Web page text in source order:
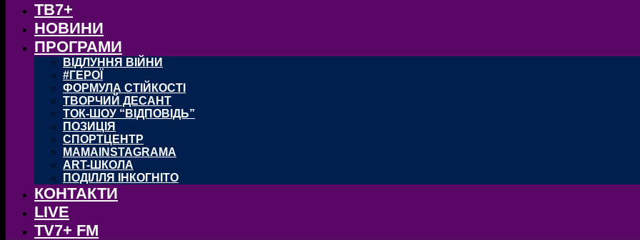
ТВ7+
НОВИНИ
ПРОГРАМИ
ВІДЛУННЯ ВІЙНИ
#ГЕРОЇ
ФОРМУЛА СТІЙКОСТІ
ТВОРЧИЙ ДЕСАНТ
ТОК-ШОУ “ВІДПОВІДЬ”
ПОЗИЦІЯ
СПОРТЦЕНТР
MAMAINSTAGRAMA
ART-ШКОЛА
ПОДІЛЛЯ ІНКОГНІТО
КОНТАКТИ
LIVE
TV7+ FM